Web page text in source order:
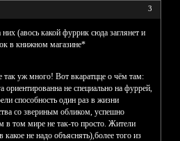
3
(авось какой фуррик сюда заглянет и
в книжном магазине*
уж много! Вот вкаратцце о чём там:
не специально на фуррей,
способность один раз в жизни
со звериным обликом, успешно
в том мире не так-то просто. Жители
не надо объяснять),более того из